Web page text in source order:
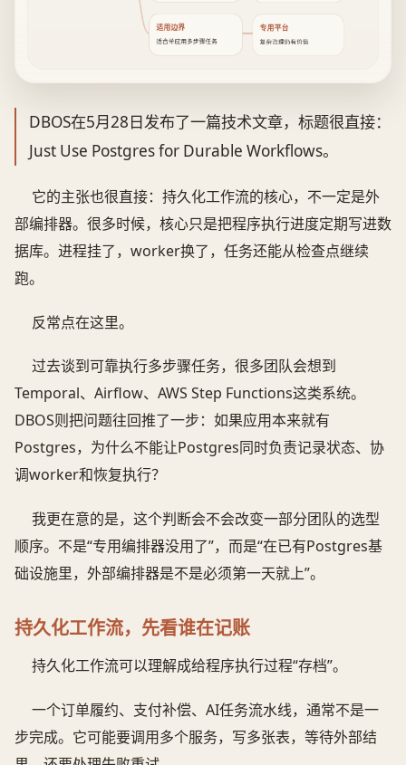
适用边界
适合单应用多步骤任务
专用平台
复杂治理仍有价值
DBOS在5月28日发布了一篇技术文章，标题很直接：
Just Use Postgres for Durable Workflows。
它的主张也很直接：持久化工作流的核心，不一定是外
部编排器。很多时候，核心只是把程序执行进度定期写进数
据库。进程挂了，worker换了，任务还能从检查点继续
跑。
反常点在这里。
过去谈到可靠执行多步骤任务，很多团队会想到
Temporal、Airflow、AWS Step Functions这类系统。
DBOS则把问题往回推了一步：如果应用本来就有
Postgres，为什么不能让Postgres同时负责记录状态、协
调worker和恢复执行？
我更在意的是，这个判断会不会改变一部分团队的选型
顺序。不是“专用编排器没用了”，而是“在已有Postgres基
础设施里，外部编排器是不是必须第一天就上”。
持久化工作流，先看谁在记账
持久化工作流可以理解成给程序执行过程“存档”。
一个订单履约、支付补偿、AI任务流水线，通常不是一
步完成。它可能要调用多个服务，写多张表，等待外部结